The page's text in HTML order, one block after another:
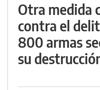
Otra medida
contra el
800 armas
su